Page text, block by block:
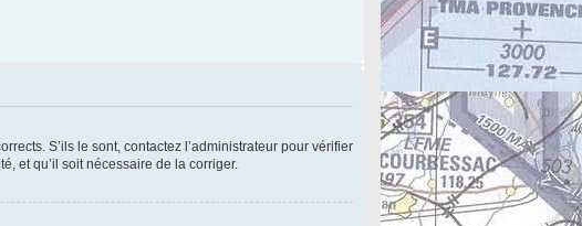
S’ils le sont, contactez l’administrateur pour vérifier
et qu’il soit nécessaire de la corriger.